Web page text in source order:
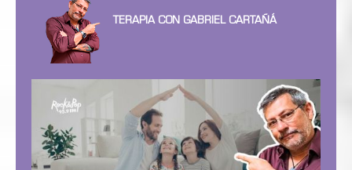
TERAPIA CON GABRIEL CARTAÑÁ